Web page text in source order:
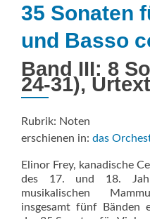
35 Sonaten
und Basso
Band III: 8
24-31), Urtext
Rubrik: Noten
erschienen in: das
Elinor Frey, kanadische
des 17. und 18.
musikalischen
insgesamt fünf Bänden